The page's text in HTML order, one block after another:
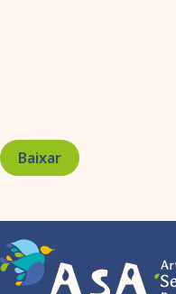
Baixar